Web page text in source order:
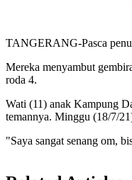
TANGERANG-Pasca
Mereka menyambut
roda 4.
Wati (11) anak Kampung
temannya. Minggu (18/7/
"Saya sangat senang om,